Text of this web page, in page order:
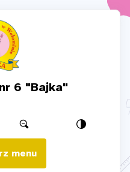
6 "Bajka"
menu